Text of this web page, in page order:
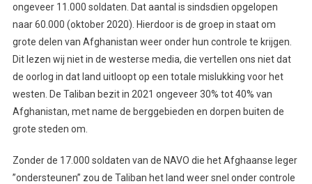
ongeveer 11.000 soldaten. Dat aantal is sindsdien opgelopen
naar 60.000 (oktober 2020). Hierdoor is de groep in staat om
grote delen van Afghanistan weer onder hun controle te krijgen.
Dit lezen wij niet in de westerse media, die vertellen ons niet dat
de oorlog in dat land uitloopt op een totale mislukking voor het
westen. De Taliban bezit in 2021 ongeveer 30% tot 40% van
Afghanistan, met name de berggebieden en dorpen buiten de
grote steden om.
Zonder de 17.000 soldaten van de NAVO die het Afghaanse leger
”ondersteunen” zou de Taliban het land weer snel onder controle